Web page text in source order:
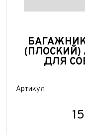
(ПЛОСКИЙ)
ДЛЯ
Артикул